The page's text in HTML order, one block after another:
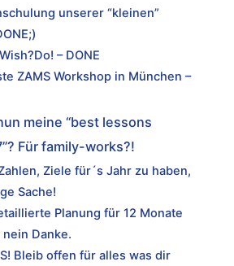
unserer “kleinen”
– DONE
ZAMS Workshop in München –
meine “best lessons
Für family-works?!
Ziele für´s Jahr zu haben,
Sache!
Planung für 12 Monate
Danke.
Bleib offen für alles was dir